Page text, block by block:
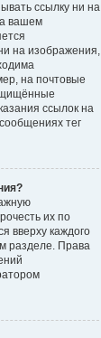
ссылку ни на
вашем
на изображения,
на почтовые
ссылок на
тег
их по
вверху каждого
разделе. Права